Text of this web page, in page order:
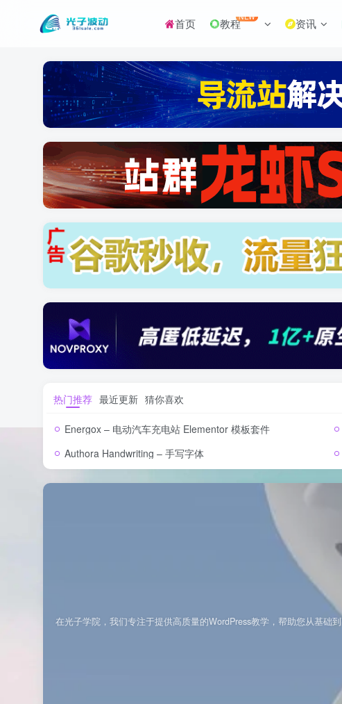
首页 教程NEW 资讯
热门推荐 最近更新 猜你喜欢
Energox – 电动汽车充电站 Elementor 模板套件
Authora Handwriting – 手写字体
在光子学院，我们专注于提供高质量的WordPress教学，帮助您从基础